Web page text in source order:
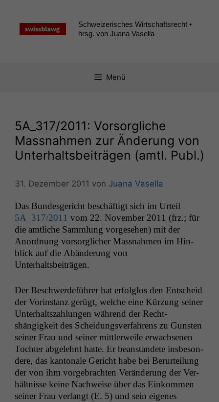
springen
Schweizerisches Wirtschaftsrecht •
hrsg. von Juana Vasella
Menü
5A_317/2011: Vorsorgliche
Massnahmen zur Änderung von
Unterhaltsbeiträgen (amtl. Publ.)
31. Dezember 2011 von Juana Vasella
Das Bun­des­gericht beschäftigt sich im Urteil
5A_317/2011 vom 22. Novem­ber 2011 (frz.; für
die amtliche Samm­lung vorge­se­hen) mit der
Anord­nung vor­sor­glich­er Mass­nah­men im Hin­
blick auf die Abän­derung von
Unterhaltsbeiträgen.
Der Beschw­erde­führer hat erfol­g­los den Entscheid
der Vorin­stanz gerügt, welche eine Kürzung sein­er
Unter­halt­szahlun­gen während der Recht­
shängigkeit des Schei­dungsver­fahrens zu Gun­sten
sein­er Frau und sein­er mit­tler­weile erwach­se­nen
Tochter abgelehnt hat­te. Er bean­standete ins­beson­
dere, das kan­tonale Gericht habe bei Berurteilung
der von ihm vorge­bracht­en Verän­derung der Ver­
hält­nisse keine Nach­weise über das Einkom­men
sein­er Frau ver­langt (E. 5) und sein eigenes